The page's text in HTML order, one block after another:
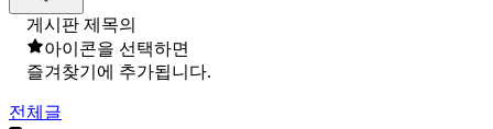
게시판 제목의
아이콘을 선택하면
즐겨찾기에 추가됩니다.
전체글